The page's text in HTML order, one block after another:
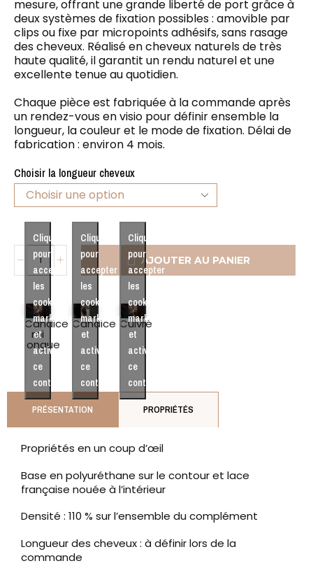
mesure, offrant une grande liberté de port grâce à
deux systèmes de fixation possibles : amovible par
clips ou fixe par micropoints adhésifs, sans rasage
des cheveux. Réalisé en cheveux naturels de très
haute qualité, il garantit un rendu naturel et une
excellente tenue au quotidien.
Chaque pièce est fabriquée à la commande après
un rendez-vous en visio pour définir ensemble la
longueur, la couleur et le mode de fixation. Délai de
fabrication : environ 4 mois.
Choisir la longueur cheveux
AJOUTER AU PANIER
Cliquez
pour
accepter
les
cookies
marketing
et
activer
ce
contenu
Candice
mi
longue
Cliquez
pour
accepter
les
cookies
marketing
et
activer
ce
contenu
Candice
Cliquez
pour
accepter
les
cookies
marketing
et
activer
ce
contenu
Cuivré
PRÉSENTATION PROPRIÉTÉS
Propriétés en un coup d’œil
Base en polyuréthane sur le contour et lace
française nouée à l’intérieur
Densité : 110 % sur l’ensemble du complément
Longueur des cheveux : à définir lors de la
commande